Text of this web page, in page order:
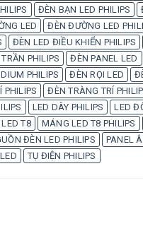
ĐÈN BẠN LED PHILIPS
LED ĐÈN ĐƯỜNG LED
ĐÈN LED ĐIỀU KHIỂN PHILIPS
PHILIPS ĐÈN PANEL LED
PHILIPS ĐÈN RỌI LED
PHILIPS ĐÈN TRÀNG TRÍ
LED DÂY PHILIPS LED
T8 MÁNG LED T8 PHILIPS
ĐÈN LED PHILIPS PANEL
TỤ ĐIỆN PHILIPS